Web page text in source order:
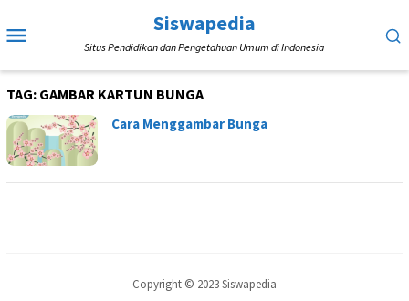
ke
Mobile
Siswapedia
Situs Pendidikan dan Pengetahuan Umum di Indonesia
TAG: GAMBAR KARTUN BUNGA
Cara Menggambar Bunga
Copyright © 2023 Siswapedia